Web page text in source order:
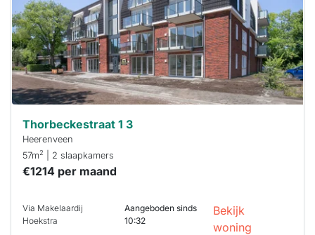
maken moet je
binnen 15
minuten
reageren.
Stekkies helpt
je hierbij!
Thorbeckestraat 1 3
Heerenveen
57m2 | 2 slaapkamers
€1214 per maand
Via Makelaardij
Hoekstra
Aangeboden sinds
10:32
Bekijk
woning